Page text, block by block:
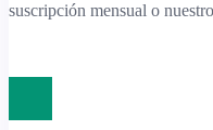
suscripción mensual o